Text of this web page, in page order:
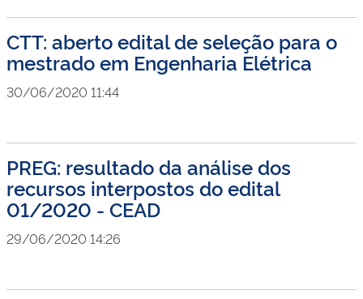
CTT: aberto edital de seleção para o
mestrado em Engenharia Elétrica
30/06/2020 11:44
PREG: resultado da análise dos
recursos interpostos do edital
01/2020 - CEAD
29/06/2020 14:26